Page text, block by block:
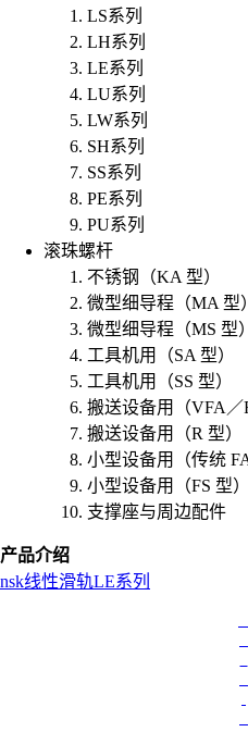
LS系列
LH系列
LE系列
LU系列
LW系列
SH系列
SS系列
PE系列
PU系列
滚珠螺杆
不锈钢（KA 型）
微型细导程（MA 型）
微型细导程（MS 型）
工具机用（SA 型）
工具机用（SS 型）
搬送设备用（VFA／
搬送设备用（R 型）
小型设备用（传统 FA
小型设备用（FS 型）
支撑座与周边配件
产品介绍
nsk线性滑轨LE系列